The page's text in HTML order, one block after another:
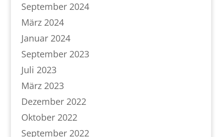
September 2024
März 2024
Januar 2024
September 2023
Juli 2023
März 2023
Dezember 2022
Oktober 2022
September 2022